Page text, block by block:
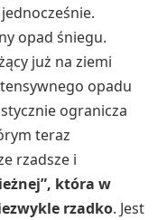
opad śniegu.
już na ziemi
opadu
ogranicza
teraz
rzadsze i
która w
rzadko. Jest